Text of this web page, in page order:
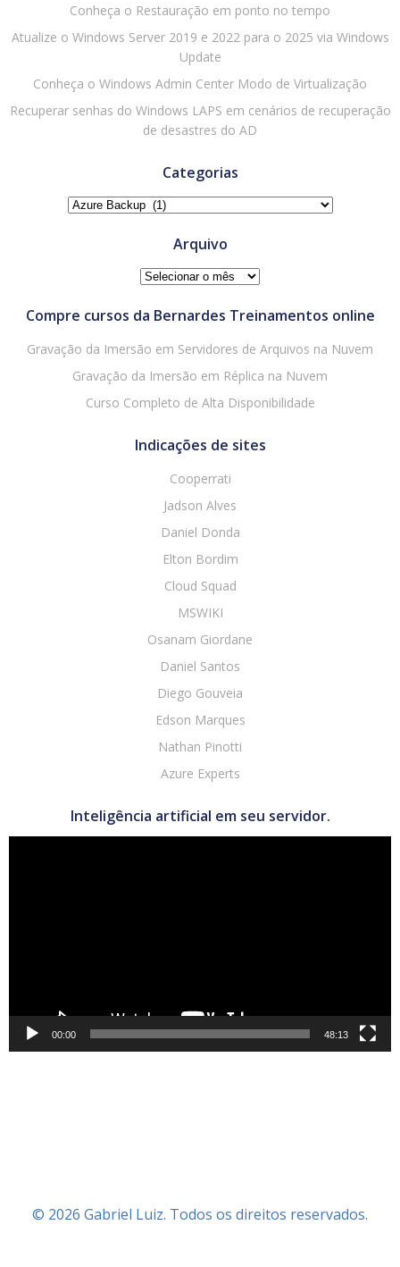
Conheça o Restauração em ponto no tempo
Atualize o Windows Server 2019 e 2022 para o 2025 via Windows
Update
Conheça o Windows Admin Center Modo de Virtualização
Recuperar senhas do Windows LAPS em cenários de recuperação
de desastres do AD
Categorias
Categorias
Arquivo
Arquivo
Compre cursos da Bernardes Treinamentos online
Gravação da Imersão em Servidores de Arquivos na Nuvem
Gravação da Imersão em Réplica na Nuvem
Curso Completo de Alta Disponibilidade
Indicações de sites
Cooperrati
Jadson Alves
Daniel Donda
Elton Bordim
Cloud Squad
MSWIKI
Osanam Giordane
Daniel Santos
Diego Gouveia
Edson Marques
Nathan Pinotti
Azure Experts
Inteligência artificial em seu servidor.
00:00 48:13
© 2026 Gabriel Luiz. Todos os direitos reservados.